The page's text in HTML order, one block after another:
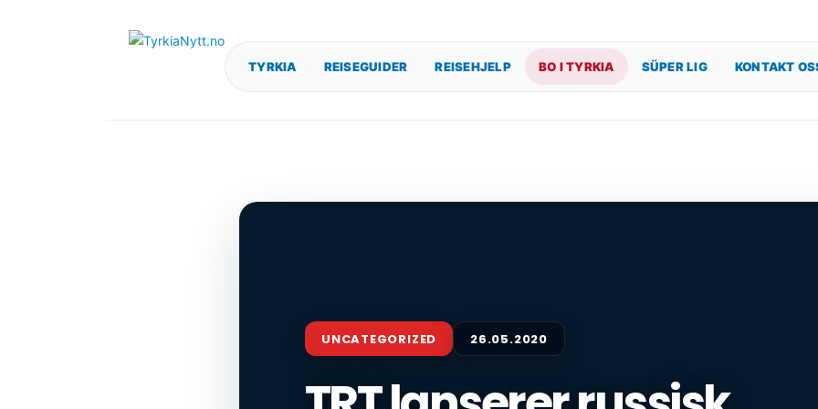
TYRKIA REISEGUIDER REISEHJELP BO I TYRKIA SÜPER LIG KONTAKT
UNCATEGORIZED 26.05.2020